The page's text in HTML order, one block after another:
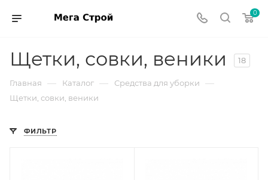
0
Щетки, совки, веники 18
Главная — Каталог — Средства для уборки —
Щетки, совки, веники
ФИЛЬТР